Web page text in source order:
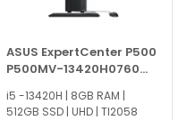
ASUS ExpertCenter P500
P500MV-13420H0760
90PF05I1-M00CR0
i5 -13420H | 8GB RAM |
512GB SSD | UHD | TI2058